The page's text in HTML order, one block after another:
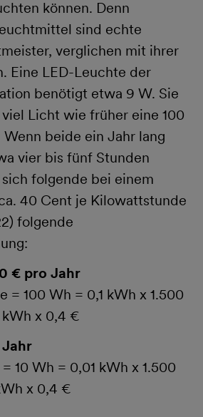
können. Denn
sind echte
verglichen mit ihrer
Eine LED-Leuchte der
benötigt etwa 9 W. Sie
Licht wie früher eine 100
beide ein Jahr lang
vier bis fünf Stunden
folgende bei einem
40 Cent je Kilowattstunde
folgende
€ pro Jahr
= 100 Wh = 0,1 kWh x 1.500
kWh x 0,4 €
10 Wh = 0,01 kWh x 1.500
x 0,4 €